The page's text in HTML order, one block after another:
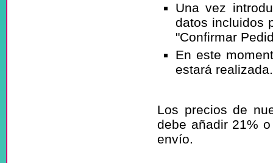
Una vez
datos incluidos
"Confirmar
En este
estará
Los precios de
debe añadir 21%
envío.